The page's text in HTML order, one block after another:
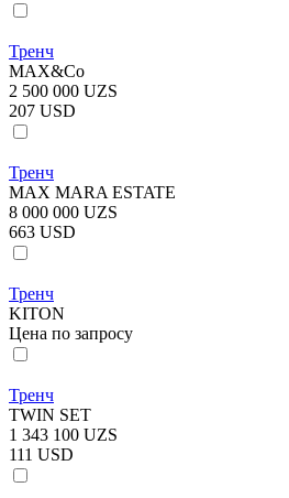
Тренч
MAX&Co
2 500 000 UZS
207 USD
Тренч
MAX MARA ESTATE
8 000 000 UZS
663 USD
Тренч
KITON
Цена по запросу
Тренч
TWIN SET
1 343 100 UZS
111 USD